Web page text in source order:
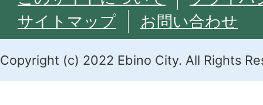
サイトマップ
お問い合わせ
Copyright (c) 2022 Ebino City. All Rights